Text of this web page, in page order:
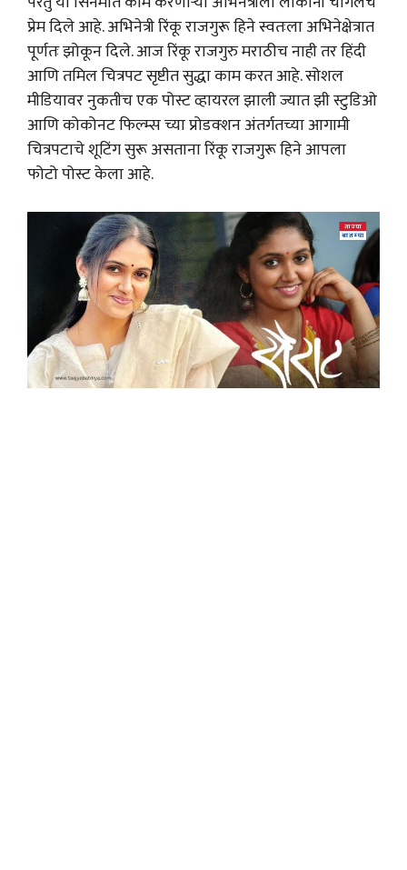
प्रेम दिले आहे. अभिनेत्री रिंकू राजगुरू हिने स्वतःला अभिनेक्षेत्रात
पूर्णतः झोकून दिले. आज रिंकू राजगुरु मराठीच नाही तर हिंदी
आणि तमिल चित्रपट सृष्टीत सुद्धा काम करत आहे. सोशल
मीडियावर नुकतीच एक पोस्ट व्हायरल झाली ज्यात झी स्टुडिओ
आणि कोकोनट फिल्म्स च्या प्रोडक्शन अंतर्गतच्या आगामी
चित्रपटाचे शूटिंग सुरू असताना रिंकू राजगुरू हिने आपला
फोटो पोस्ट केला आहे.